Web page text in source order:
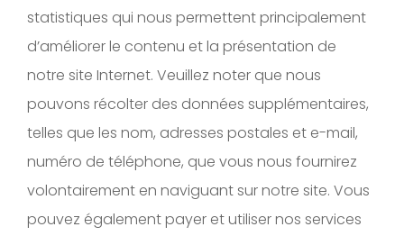
statistiques qui nous permettent principalement
d’améliorer le contenu et la présentation de
notre site Internet. Veuillez noter que nous
pouvons récolter des données supplémentaires,
telles que les nom, adresses postales et e-mail,
numéro de téléphone, que vous nous fournirez
volontairement en naviguant sur notre site. Vous
pouvez également payer et utiliser nos services